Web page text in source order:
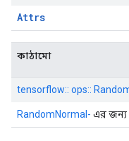
Attrs
কাঠামো
tensorflow:: ops::
RandomNormal- এর জন্য